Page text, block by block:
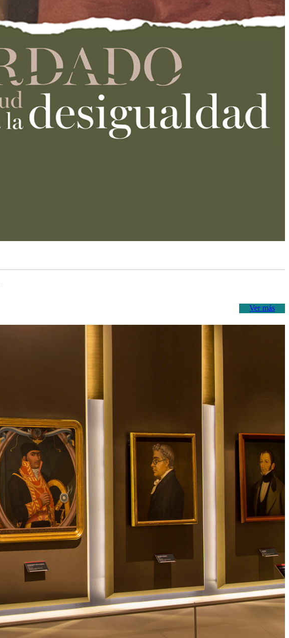
Ver más